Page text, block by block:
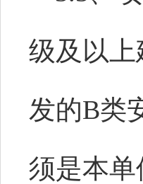
级及以
发的B类
须是本